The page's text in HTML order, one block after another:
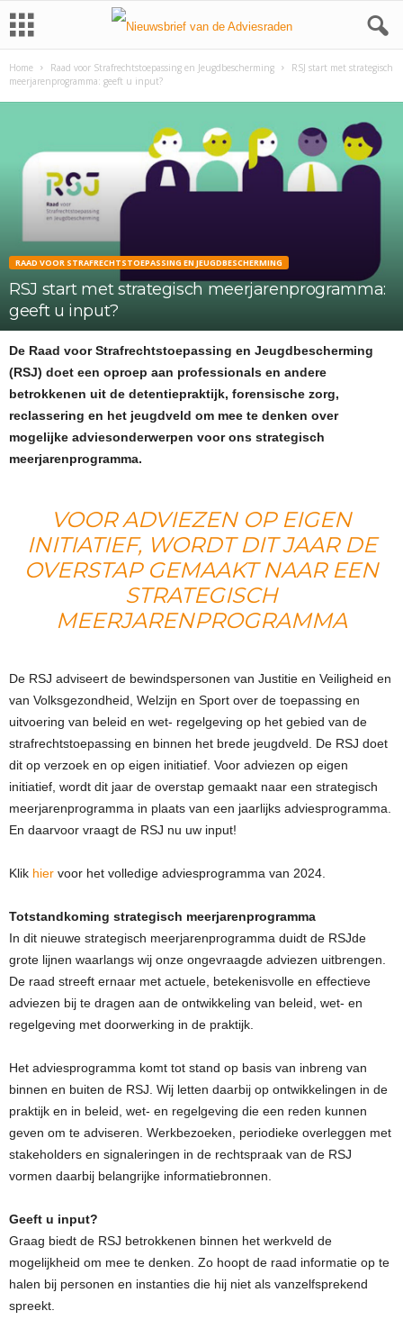
Home Raad voor Strafrechtstoepassing en Jeugdbescherming
RSJ start met strategisch
meerjarenprogramma: geeft u input?
RAAD VOOR STRAFRECHTSTOEPASSING EN JEUGDBESCHERMING
RSJ start met strategisch meerjarenprogramma:
geeft u input?
De Raad voor Strafrechtstoepassing en Jeugdbescherming
(RSJ) doet een oproep aan professionals en andere
betrokkenen uit de detentiepraktijk, forensische zorg,
reclassering en het jeugdveld om mee te denken over
mogelijke adviesonderwerpen voor ons strategisch
meerjarenprogramma.
VOOR ADVIEZEN OP EIGEN
INITIATIEF, WORDT DIT JAAR DE
OVERSTAP GEMAAKT NAAR EEN
STRATEGISCH
MEERJARENPROGRAMMA
De RSJ adviseert de bewindspersonen van Justitie en Veiligheid en
van Volksgezondheid, Welzijn en Sport over de toepassing en
uitvoering van beleid en wet- regelgeving op het gebied van de
strafrechtstoepassing en binnen het brede jeugdveld. De RSJ doet
dit op verzoek en op eigen initiatief. Voor adviezen op eigen
initiatief, wordt dit jaar de overstap gemaakt naar een strategisch
meerjarenprogramma in plaats van een jaarlijks adviesprogramma.
En daarvoor vraagt de RSJ nu uw input!
Klik hier voor het volledige adviesprogramma van 2024.
Totstandkoming strategisch meerjarenprogramma
In dit nieuwe strategisch meerjarenprogramma duidt de RSJde
grote lijnen waarlangs wij onze ongevraagde adviezen uitbrengen.
De raad streeft ernaar met actuele, betekenisvolle en effectieve
adviezen bij te dragen aan de ontwikkeling van beleid, wet- en
regelgeving met doorwerking in de praktijk.
Het adviesprogramma komt tot stand op basis van inbreng van
binnen en buiten de RSJ. Wij letten daarbij op ontwikkelingen in de
praktijk en in beleid, wet- en regelgeving die een reden kunnen
geven om te adviseren. Werkbezoeken, periodieke overleggen met
stakeholders en signaleringen in de rechtspraak van de RSJ
vormen daarbij belangrijke informatiebronnen.
Geeft u input?
Graag biedt de RSJ betrokkenen binnen het werkveld de
mogelijkheid om mee te denken. Zo hoopt de raad informatie op te
halen bij personen en instanties die hij niet als vanzelfsprekend
spreekt.